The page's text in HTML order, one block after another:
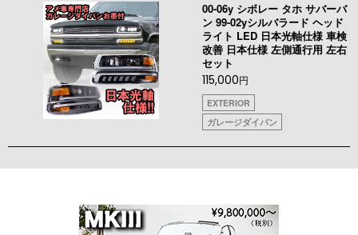
00-06y シボレー タホ サバーバ
ン 99-02yシルバラード ヘッド
ライト LED 日本光軸仕様 車検
改善 日本仕様 左側通行用 左右
セット
115,000円
EXTERIOR
ガレージダイバン